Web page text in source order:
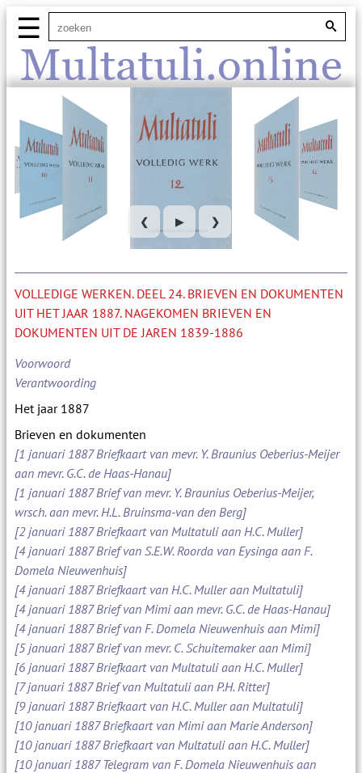
Multatuli.online
☰
❮ ▶ ❯
VOLLEDIGE WERKEN. DEEL 24. BRIEVEN EN DOKUMENTEN
UIT HET JAAR 1887. NAGEKOMEN BRIEVEN EN
DOKUMENTEN UIT DE JAREN 1839-1886
Voorwoord
Verantwoording
Het jaar 1887
Brieven en dokumenten
[1 januari 1887 Briefkaart van mevr. Y. Braunius Oeberius-Meijer
aan mevr. G.C. de Haas-Hanau]
[1 januari 1887 Brief van mevr. Y. Braunius Oeberius-Meijer,
wrsch. aan mevr. H.L. Bruinsma-van den Berg]
[2 januari 1887 Briefkaart van Multatuli aan H.C. Muller]
[4 januari 1887 Brief van S.E.W. Roorda van Eysinga aan F.
Domela Nieuwenhuis]
[4 januari 1887 Briefkaart van H.C. Muller aan Multatuli]
[4 januari 1887 Brief van Mimi aan mevr. G.C. de Haas-Hanau]
[4 januari 1887 Brief van F. Domela Nieuwenhuis aan Mimi]
[5 januari 1887 Brief van mevr. C. Schuitemaker aan Mimi]
[6 januari 1887 Briefkaart van Multatuli aan H.C. Muller]
[7 januari 1887 Brief van Multatuli aan P.H. Ritter]
[9 januari 1887 Briefkaart van H.C. Muller aan Multatuli]
[10 januari 1887 Briefkaart van Mimi aan Marie Anderson]
[10 januari 1887 Briefkaart van Multatuli aan H.C. Muller]
[10 januari 1887 Telegram van F. Domela Nieuwenhuis aan